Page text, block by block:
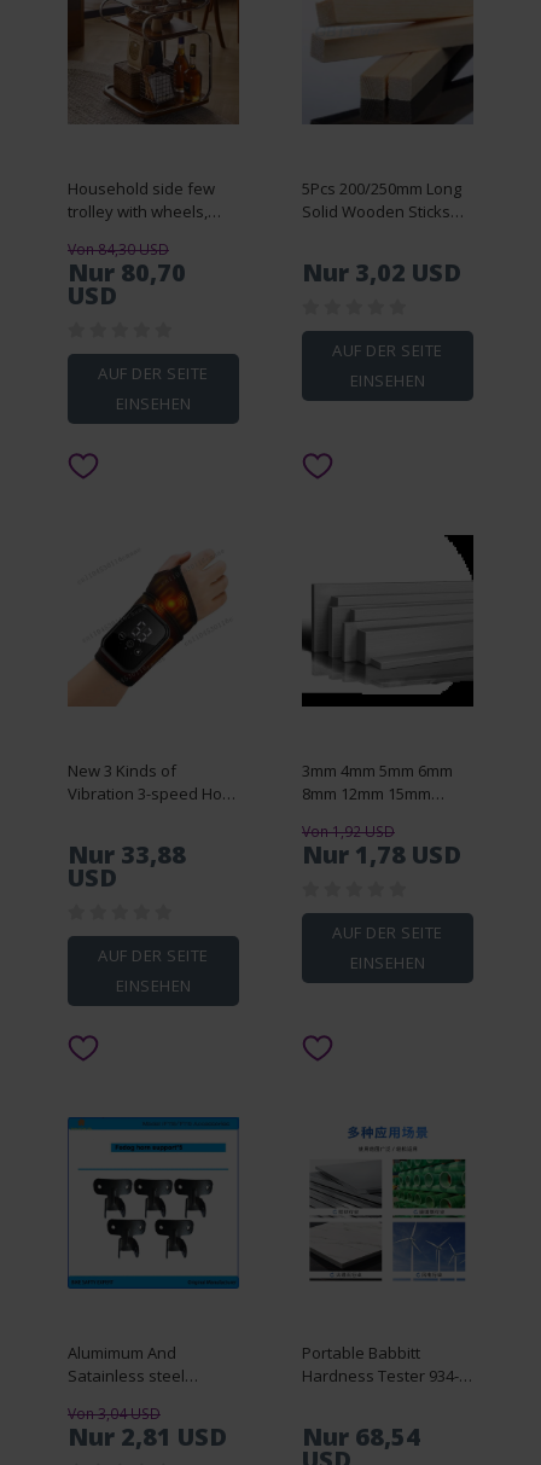
Household side few
trolley with wheels,
room, coffee table
corner few Nordic
movable dining car
Von 84,30 USD
Nur 80,70
USD
AUF DER SEITE
EINSEHEN
5Pcs 200/250mm Long
Solid Wooden Sticks
Square Wooden Sticks
Materials
Nur 3,02 USD
AUF DER SEITE
EINSEHEN
New 3 Kinds of
Vibration 3-speed Hot
Touch Screen Hand
Massager Timed
Nur 33,88
USD
AUF DER SEITE
EINSEHEN
3mm 4mm 5mm 6mm
8mm 12mm 15mm
Steel Solid Square Bar
Rod 50mm 100mm
Von 1,92 USD
Nur 1,78 USD
AUF DER SEITE
EINSEHEN
Alumimum And
Satainless steel
For FEDOG Horn Alarm
For Replacement And
Von 3,04 USD
Nur 2,81 USD
Portable Babbitt
Hardness Tester 934-
Aluminum Pointer
Nur 68,54